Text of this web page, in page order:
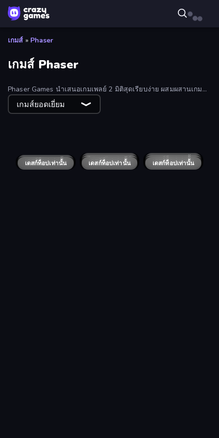
เกมส์ » Phaser
เกมส์ Phaser
Phaser Games นำเสนอเกมเพลย์ 2 มิติสุดเรียบง่าย ผสมผสานเกม
คลาสสิกอย่างบิลเลียด เกมไพ่ เกมปริศนา และแม้แต่กีฬา เหมาะ
สำหรับผู้ที่ชื่นชอบความสนุกเหนือกาลเวลา
เกมส์ยอดเยี่ยม
Spooky Tripeaks Teenage Celebrity Rivalry
Sokoban Zumba Quest Cruel Fable
Pixels for Christmas Advent Mahjong Waterworks!
Trap the Cat Cannon Clash Puzzle: What a Twist!
Bubble Trouble 2: Rebubbled ไม่รองรับอุปกรณ์
Atari Breakout เดสก์ท็อปเท่านั้น
Feudal Wars
เดสก์ท็อปเท่านั้น
Cookin'Truck เดสก์ท็อปเท่านั้น
Mageclash.io เดสก์ท็อปเท่านั้น
A Grim Chase
เดสก์ท็อปเท่านั้น
A Grim Granny เดสก์ท็อปเท่านั้น4th and Goal 2019 เดสก์ท็อปเท่านั้น
A Grim Love Tale